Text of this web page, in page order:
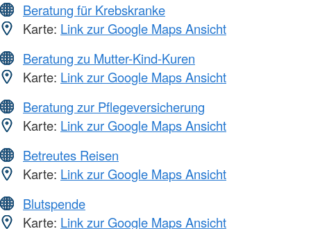
Beratung für Krebskranke
Karte: Link zur Google Maps Ansicht
Beratung zu Mutter-Kind-Kuren
Karte: Link zur Google Maps Ansicht
Beratung zur Pflegeversicherung
Karte: Link zur Google Maps Ansicht
Betreutes Reisen
Karte: Link zur Google Maps Ansicht
Blutspende
Karte: Link zur Google Maps Ansicht